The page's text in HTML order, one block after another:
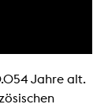
Jahre alt.